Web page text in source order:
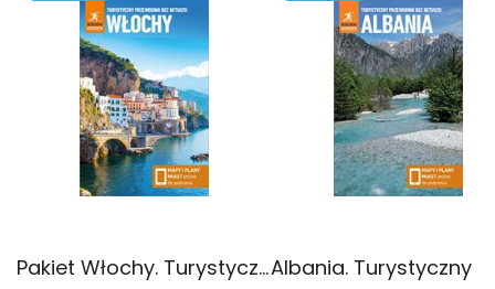
Pakiet Włochy. Turystyczny przewodnik bez retuszu Tom 1-2